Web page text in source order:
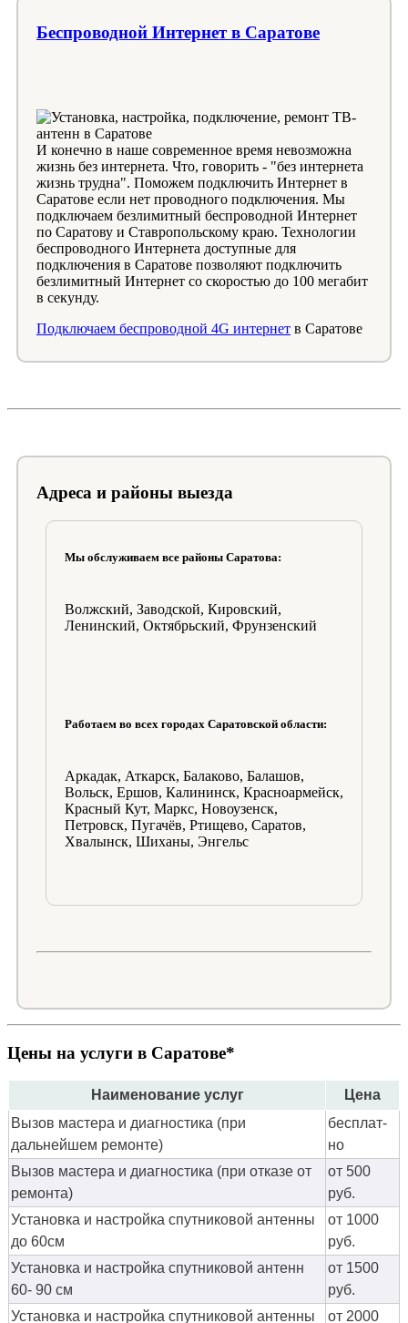
Беспроводной Интернет в Саратове
И конечно в наше современное время невозможна
жизнь без интернета. Что, говорить - "без интернета
жизнь трудна". Поможем подключить Интернет в
Саратове если нет проводного подключения. Мы
подключаем безлимитный беспроводной Интернет
по Саратову и Ставропольскому краю. Технологии
беспроводного Интернета доступные для
подключения в Саратове позволяют подключить
безлимитный Интернет со скоростью до 100 мегабит
в секунду.
Подключаем беспроводной 4G интернет в Саратове
Адреса и районы выезда
Мы обслуживаем все районы Саратова:
Волжский, Заводской, Кировский,
Ленинский, Октябрьский, Фрунзенский
Работаем во всех городах Саратовской области:
Аркадак, Аткарск, Балаково, Балашов,
Вольск, Ершов, Калининск, Красноармейск,
Красный Кут, Маркс, Новоузенск,
Петровск, Пугачёв, Ртищево, Саратов,
Хвалынск, Шиханы, Энгельс
Цены на услуги в Саратове*
Наименование услуг
Цена
Вызов мастера и диагностика (при
дальнейшем ремонте)
бес­плат­
но
Вызов мастера и диагностика (при отказе от
ремонта)
от 500
руб.
Установка и настройка спутниковой антенны
до 60см
от 1000
руб.
Установка и настройка спутниковой антенн
60- 90 см
от 1500
руб.
Установка и настройка спутниковой антенны
от 2000